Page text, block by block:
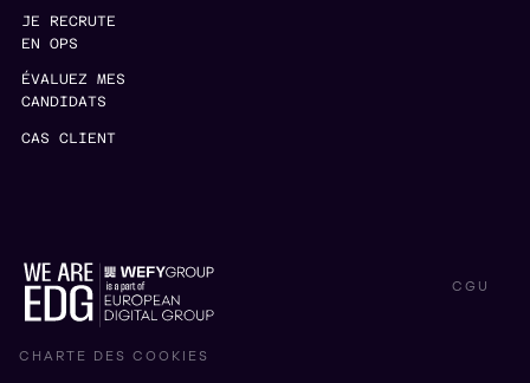
JE RECRUTE
EN OPS
ÉVALUEZ MES
CANDIDATS
CAS CLIENT
CHARTE DES COOKIES
CGU